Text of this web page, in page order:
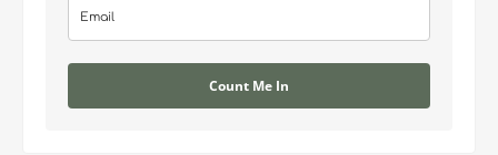
Count Me In